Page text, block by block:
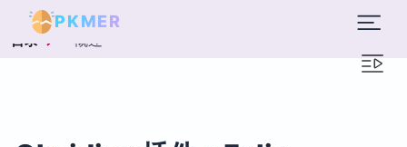
PKMER
目录 概述